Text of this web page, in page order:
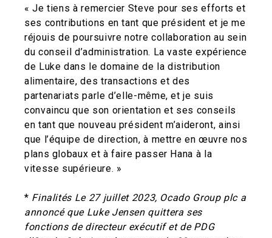
« Je tiens à remercier Steve pour ses efforts et
ses contributions en tant que président et je me
réjouis de poursuivre notre collaboration au sein
du conseil d’administration. La vaste expérience
de Luke dans le domaine de la distribution
alimentaire, des transactions et des
partenariats parle d’elle-même, et je suis
convaincu que son orientation et ses conseils
en tant que nouveau président m’aideront, ainsi
que l’équipe de direction, à mettre en œuvre nos
plans globaux et à faire passer Hana à la
vitesse supérieure. »
* Finalités Le 27 juillet 2023, Ocado Group plc a
annoncé que Luke Jensen quittera ses
fonctions de directeur exécutif et de PDG